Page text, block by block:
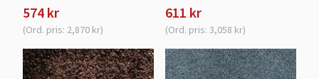
574 kr
(Ord. pris: 2,870 kr)
611 kr
(Ord. pris: 3,058 kr)